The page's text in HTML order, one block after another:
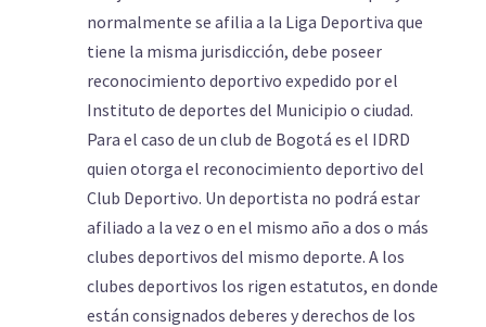
normalmente se afilia a la Liga Deportiva que
tiene la misma jurisdicción, debe poseer
reconocimiento deportivo expedido por el
Instituto de deportes del Municipio o ciudad.
Para el caso de un club de Bogotá es el IDRD
quien otorga el reconocimiento deportivo del
Club Deportivo. Un deportista no podrá estar
afiliado a la vez o en el mismo año a dos o más
clubes deportivos del mismo deporte. A los
clubes deportivos los rigen estatutos, en donde
están consignados deberes y derechos de los